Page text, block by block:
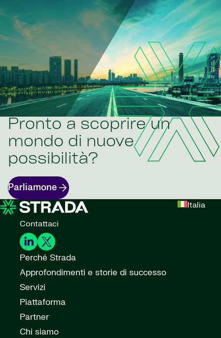
Pronto a scoprire un
mondo di nuove
possibilità?
Parliamone
Italia
Contattaci
Perché Strada
Approfondimenti e storie di successo
Servizi
Piattaforma
Partner
Chi siamo